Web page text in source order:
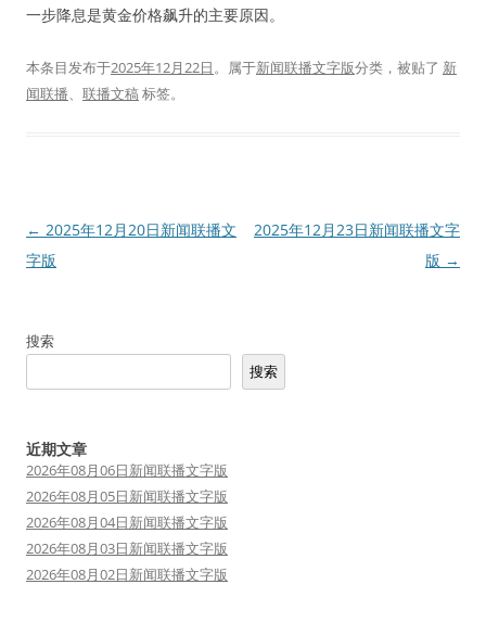
一步降息是黄金价格飙升的主要原因。
本条目发布于2025年12月22日。属于新闻联播文字版分类，被贴了 新
闻联播、 联播文稿标签。
文
章
← 2025年12月20日新闻联播文
字版
2025年12月23日新闻联播文字
版 →
搜索
搜索
近期文章
2026年08月06日新闻联播文字版
2026年08月05日新闻联播文字版
2026年08月04日新闻联播文字版
2026年08月03日新闻联播文字版
2026年08月02日新闻联播文字版